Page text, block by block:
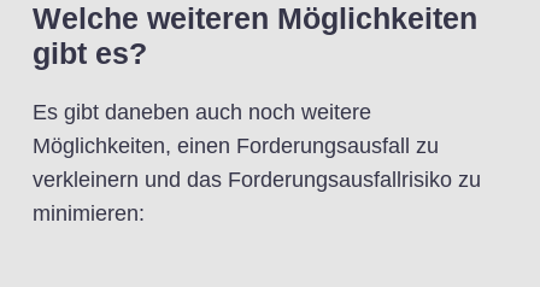
Welche weiteren Möglichkeiten
gibt es?
Es gibt daneben auch noch weitere
Möglichkeiten, einen Forderungsausfall zu
verkleinern und das Forderungsausfallrisiko zu
minimieren: